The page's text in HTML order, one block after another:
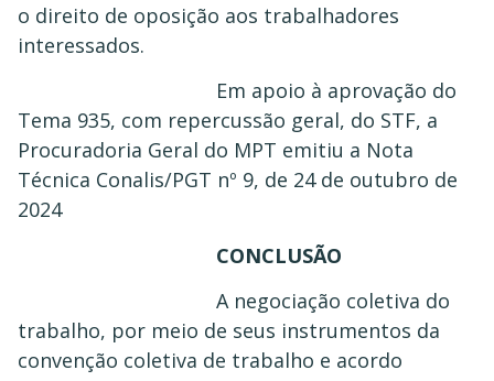
o direito de oposição aos trabalhadores
interessados.
Em apoio à aprovação do
Tema 935, com repercussão geral, do STF, a
Procuradoria Geral do MPT emitiu a Nota
Técnica Conalis/PGT nº 9, de 24 de outubro de
2024
CONCLUSÃO
A negociação coletiva do
trabalho, por meio de seus instrumentos da
convenção coletiva de trabalho e acordo